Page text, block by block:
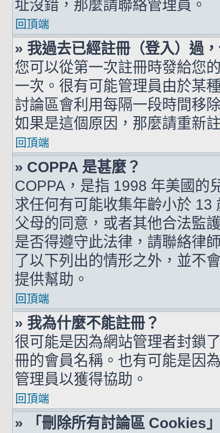
址沒錯，那麼請聯絡管理員。
回頂端
» 我過去已經註冊（登入）過
您可以從第一次註冊時發給您
一次。很有可能管理員由於某
討論區會利用每隔一段時間移
如果是這個原因，那麼請重新
回頂端
» COPPA 是甚麼？
COPPA，是指 1998 年美國的
求任何有可能收集年齡小於 13
父母的同意，或者其他合法監
是否得遵守此法律，請聯絡律
了以下列出的情形之外，並不
提供幫助。
回頂端
» 我為什麼不能註冊？
很可能是因為網站管理者封鎖
冊的會員名稱。也有可能是因
管理員以獲得協助。
回頂端
» 「刪除所有討論區 Cookies